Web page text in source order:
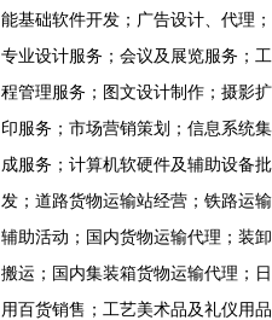
能基础软件开发；广告设计、代理；
专业设计服务；会议及展览服务；工
程管理服务；图文设计制作；摄影扩
印服务；市场营销策划；信息系统集
成服务；计算机软硬件及辅助设备批
发；道路货物运输站经营；铁路运输
辅助活动；国内货物运输代理；装卸
搬运；国内集装箱货物运输代理；日
用百货销售；工艺美术品及礼仪用品